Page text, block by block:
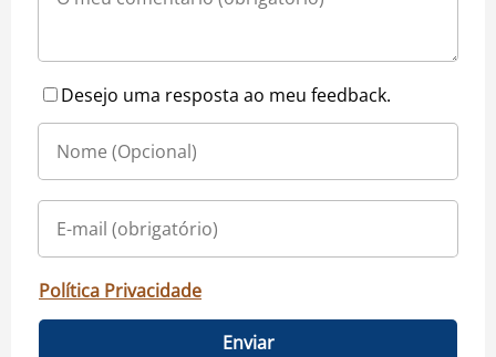
Desejo uma resposta ao meu feedback.
Política Privacidade
Enviar